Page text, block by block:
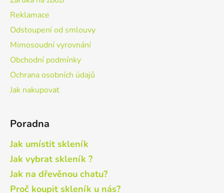
Reklamace
Odstoupení od smlouvy
Mimosoudní vyrovnání
Obchodní podmínky
Ochrana osobních údajů
Jak nakupovat
Poradna
Jak umístit skleník
Jak vybrat skleník ?
Jak na dřevěnou chatu?
Proč koupit skleník u nás?